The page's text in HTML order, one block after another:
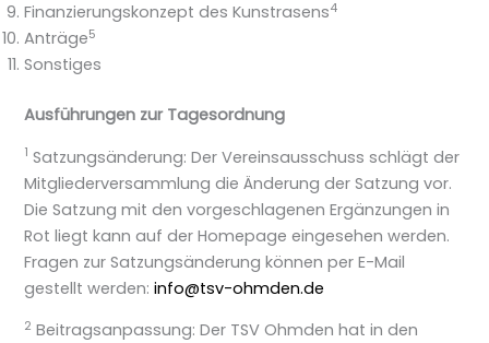
Finanzierungskonzept des Kunstrasens4
Anträge5
Sonstiges
Ausführungen zur Tagesordnung
1 Satzungsänderung: Der Vereinsausschuss schlägt der
Mitgliederversammlung die Änderung der Satzung vor.
Die Satzung mit den vorgeschlagenen Ergänzungen in
Rot liegt kann auf der Homepage eingesehen werden.
Fragen zur Satzungsänderung können per E-Mail
gestellt werden:info@tsv-ohmden.de
2 Beitragsanpassung: Der TSV Ohmden hat in den